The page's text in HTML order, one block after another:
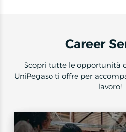
Career
Scopri tutte le opportunità
UniPegaso ti offre per
lavoro!